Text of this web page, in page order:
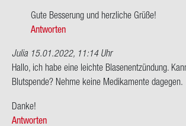
bes
Deut­
sches
Rotes…
von
ECKER­
LE
Gute Bes­se­rung und herz­li­che Grüße!
Antworten
Julia15.01.2022, 11:14 Uhr
Hallo, ich habe eine leich­te Bla­sen­ent­zün­dung.
Blut­spen­de? Nehme keine Me­di­ka­men­te da­ge­gen.
Danke!
Antworten